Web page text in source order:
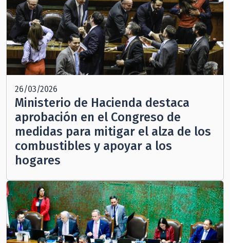
26/03/2026
Ministerio de Hacienda destaca
aprobación en el Congreso de
medidas para mitigar el alza de los
combustibles y apoyar a los
hogares